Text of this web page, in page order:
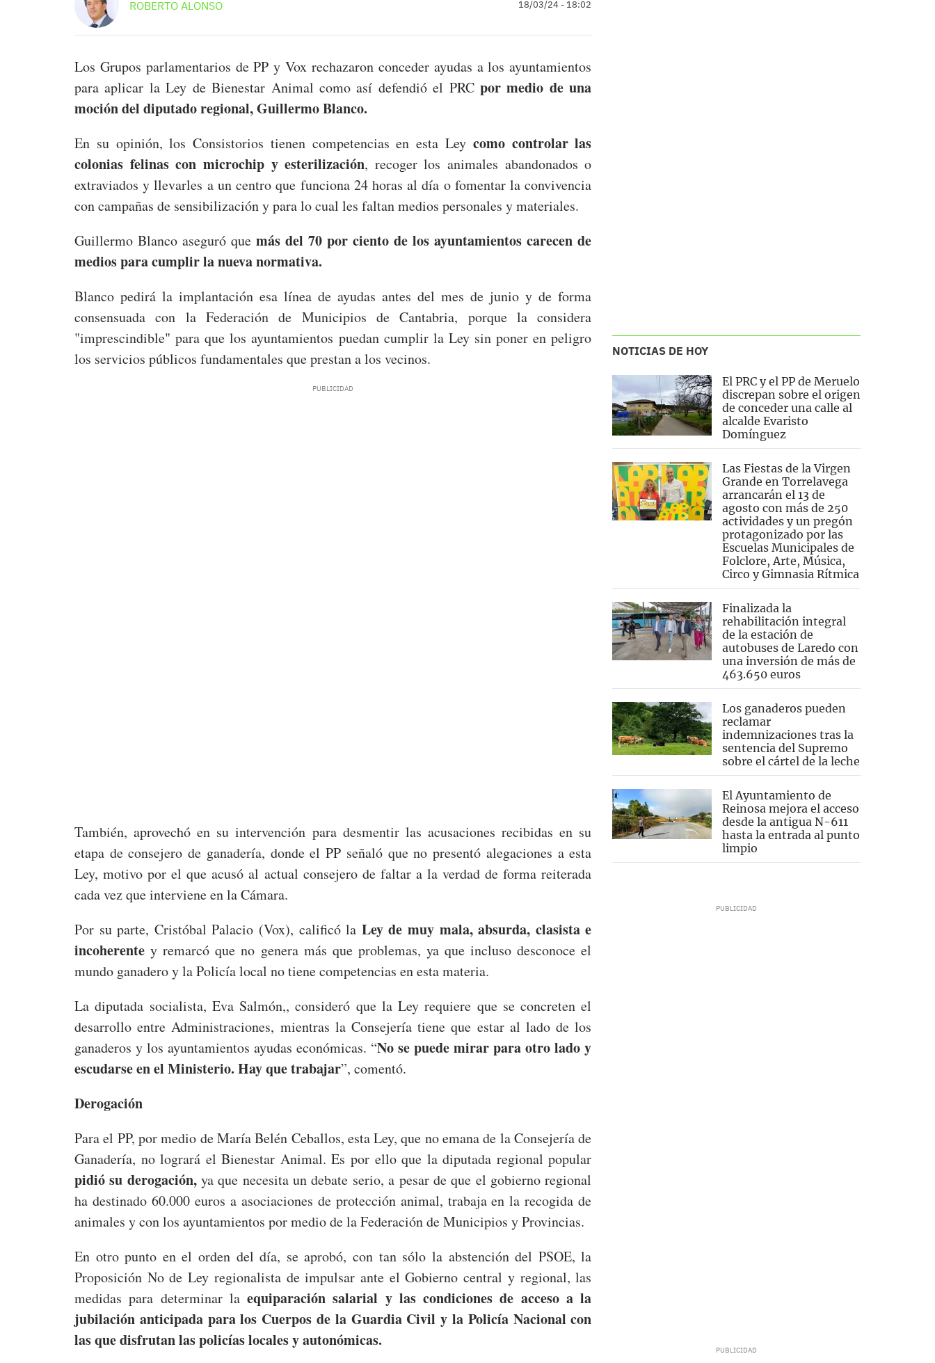
ROBERTO ALONSO 18/03/24 - 18:02
Los Grupos parlamentarios de PP y Vox rechazaron conceder ayudas a los ayuntamientos
para aplicar la Ley de Bienestar Animal como así defendió el PRCpor medio de una
moción del diputado regional, Guillermo Blanco.
En su opinión, los Consistorios tienen competencias en esta Ley como controlar las
colonias felinas con microchip y esterilización, recoger los animales abandonados o
extraviados y llevarles a un centro que funciona 24 horas al día o fomentar la convivencia
con campañas de sensibilización y para lo cual les faltan medios personales y materiales.
Guillermo Blanco aseguró quemás del 70 por ciento de los ayuntamientos carecen de
medios para cumplir la nueva normativa.
Blanco pedirá la implantación esa línea de ayudas antes del mes de junio y de forma
consensuada con la Federación de Municipios de Cantabria, porque la considera
"imprescindible" para que los ayuntamientos puedan cumplir la Ley sin poner en peligro
los servicios públicos fundamentales que prestan a los vecinos.
También, aprovechó en su intervención para desmentir las acusaciones recibidas en su
etapa de consejero de ganadería, donde el PP señaló que no presentó alegaciones a esta
Ley, motivo por el que acusó al actual consejero de faltar a la verdad de forma reiterada
cada vez que interviene en la Cámara.
Por su parte, Cristóbal Palacio (Vox), calificó la Ley de muy mala, absurda, clasista e
incoherentey remarcó que no genera más que problemas, ya que incluso desconoce el
mundo ganadero y la Policía local no tiene competencias en esta materia.
La diputada socialista, Eva Salmón,, consideró que la Ley requiere que se concreten el
desarrollo entre Administraciones, mientras la Consejería tiene que estar al lado de los
ganaderos y los ayuntamientos ayudas económicas. “No se puede mirar para otro lado y
escudarse en el Ministerio. Hay que trabajar”, comentó.
Derogación
Para el PP, por medio de María Belén Ceballos, esta Ley, que no emana de la Consejería de
Ganadería, no logrará el Bienestar Animal. Es por ello que la diputada regional popular
pidió su derogación,ya que necesita un debate serio, a pesar de que el gobierno regional
ha destinado 60.000 euros a asociaciones de protección animal, trabaja en la recogida de
animales y con los ayuntamientos por medio de la Federación de Municipios y Provincias.
En otro punto en el orden del día, se aprobó, con tan sólo la abstención del PSOE, la
Proposición No de Ley regionalista de impulsar ante el Gobierno central y regional, las
medidas para determinar laequiparación salarial y las condiciones de acceso a la
jubilación anticipada para los Cuerpos de la Guardia Civil y la Policía Nacional con
las que disfrutan las policías locales y autonómicas.
NOTICIAS DE HOY
El PRC y el PP de Meruelo
discrepan sobre el origen
de conceder una calle al
alcalde Evaristo
Domínguez
Las Fiestas de la Virgen
Grande en Torrelavega
arrancarán el 13 de
agosto con más de 250
actividades y un pregón
protagonizado por las
Escuelas Municipales de
Folclore, Arte, Música,
Circo y Gimnasia Rítmica
Finalizada la
rehabilitación integral
de la estación de
autobuses de Laredo con
una inversión de más de
463.650 euros
Los ganaderos pueden
reclamar
indemnizaciones tras la
sentencia del Supremo
sobre el cártel de la leche
El Ayuntamiento de
Reinosa mejora el acceso
desde la antigua N-611
hasta la entrada al punto
limpio